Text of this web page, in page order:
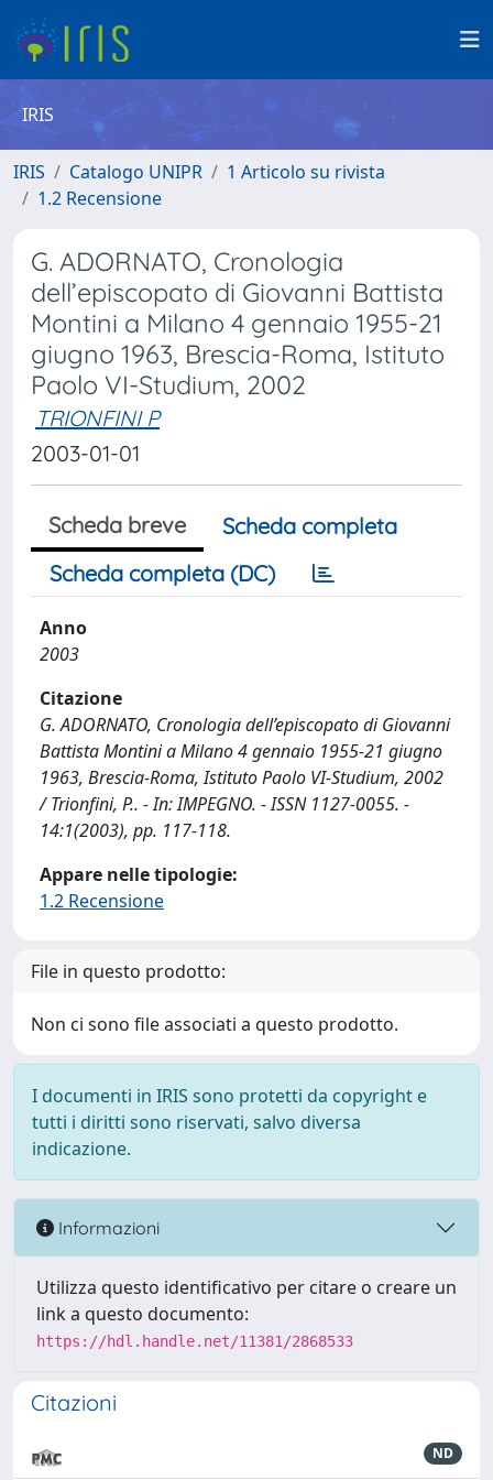
IRIS
IRIS Catalogo UNIPR
1 Articolo su rivista
1.2 Recensione
G. ADORNATO, Cronologia
dell’episcopato di Giovanni Battista
Montini a Milano 4 gennaio 1955-21
giugno 1963, Brescia-Roma, Istituto
Paolo VI-Studium, 2002
TRIONFINI P
2003-01-01
Scheda breve
Scheda completa
Scheda completa (DC)
Anno
2003
Citazione
G. ADORNATO, Cronologia dell’episcopato di Giovanni
Battista Montini a Milano 4 gennaio 1955-21 giugno
1963, Brescia-Roma, Istituto Paolo VI-Studium, 2002
/ Trionfini, P.. - In: IMPEGNO. - ISSN 1127-0055. -
14:1(2003), pp. 117-118.
Appare nelle tipologie:
1.2 Recensione
File in questo prodotto:
Non ci sono file associati a questo prodotto.
I documenti in IRIS sono protetti da copyright e
tutti i diritti sono riservati, salvo diversa
indicazione.
Informazioni
Utilizza questo identificativo per citare o creare un
link a questo documento:
https://hdl.handle.net/11381/2868533
Citazioni
ND